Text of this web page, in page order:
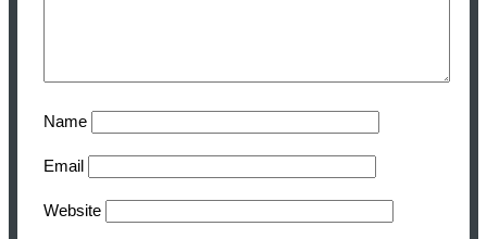
Name
Email
Website